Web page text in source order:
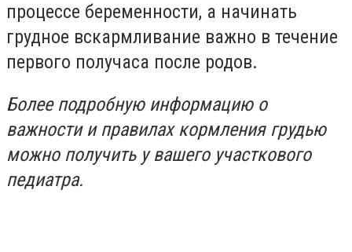
процессе беременности, а начинать
грудное вскармливание важно в течение
первого получаса после родов.
Более подробную информацию о
важности и правилах кормления грудью
можно получить у вашего участкового
педиатра.